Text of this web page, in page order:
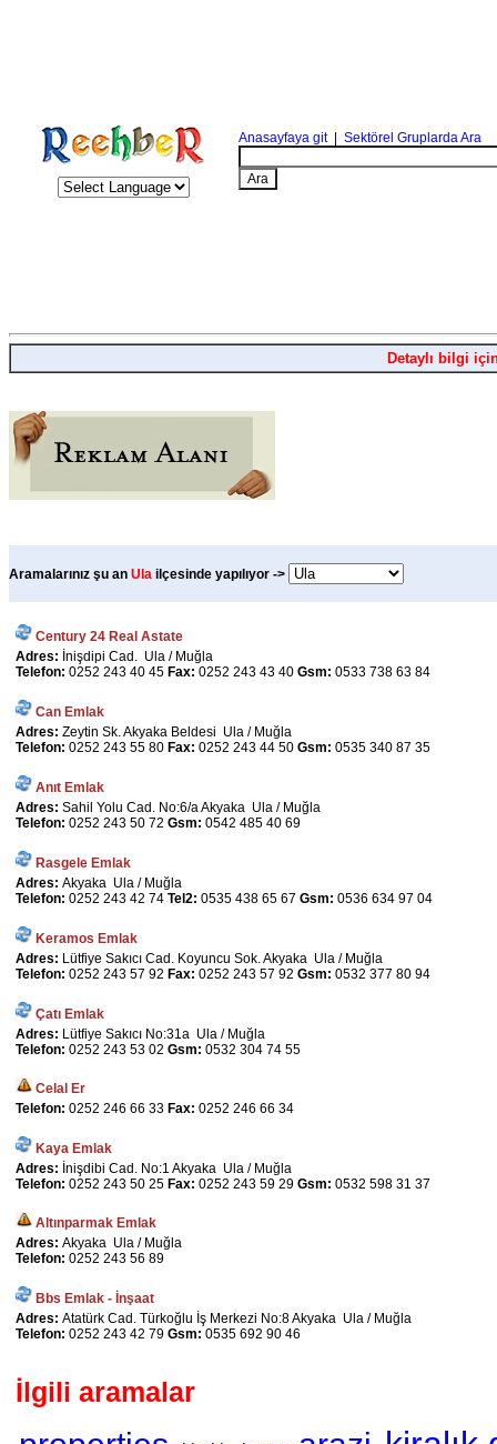
Anasayfaya git| Sektörel Gruplarda Ara
Detaylı bilgi
Aramalarınız şu an Ula ilçesinde yapılıyor ->
Century 24 Real Astate
Adres: İnişdipi Cad. Ula / Muğla
Telefon: 0252 243 40 45 Fax: 0252 243 43 40 Gsm: 0533 738 63 84
Can Emlak
Adres: Zeytin Sk. Akyaka Beldesi Ula / Muğla
Telefon: 0252 243 55 80 Fax: 0252 243 44 50 Gsm: 0535 340 87 35
Anıt Emlak
Adres: Sahil Yolu Cad. No:6/a Akyaka Ula / Muğla
Telefon: 0252 243 50 72 Gsm: 0542 485 40 69
Rasgele Emlak
Adres: Akyaka Ula / Muğla
Telefon: 0252 243 42 74 Tel2: 0535 438 65 67 Gsm: 0536 634 97 04
Keramos Emlak
Adres: Lütfiye Sakıcı Cad. Koyuncu Sok. Akyaka Ula / Muğla
Telefon: 0252 243 57 92 Fax: 0252 243 57 92 Gsm: 0532 377 80 94
Çatı Emlak
Adres: Lütfiye Sakıcı No:31a Ula / Muğla
Telefon: 0252 243 53 02 Gsm: 0532 304 74 55
Celal Er
Telefon: 0252 246 66 33 Fax: 0252 246 66 34
Kaya Emlak
Adres: İnişdibi Cad. No:1 Akyaka Ula / Muğla
Telefon: 0252 243 50 25 Fax: 0252 243 59 29 Gsm: 0532 598 31 37
Altınparmak Emlak
Adres: Akyaka Ula / Muğla
Telefon: 0252 243 56 89
Bbs Emlak - İnşaat
Adres: Atatürk Cad. Türkoğlu İş Merkezi No:8 Akyaka Ula / Muğla
Telefon: 0252 243 42 79 Gsm: 0535 692 90 46
İlgili aramalar